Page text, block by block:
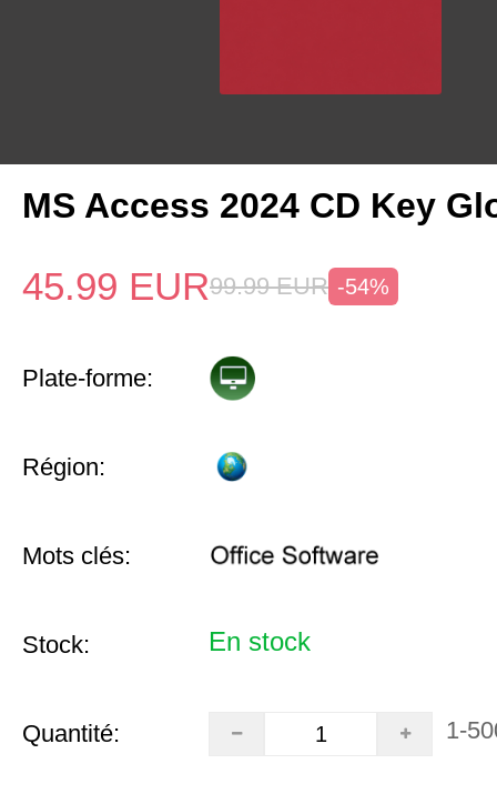
MS Access 2024 CD Key
45.99 EUR99.99 EUR -54%
Plate-forme:
Région:
Mots clés:
Stock: En stock
Quantité: 1-